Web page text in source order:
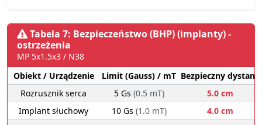
Tabela 7: Bezpieczeństwo (BHP) (implanty) -
ostrzeżenia
MP 5x1.5x3 / N38
Obiekt / Urządzenie
Limit (Gauss) / mT Bezpieczny dystans
Rozrusznik serca
5 Gs (0.5 mT)
5.0 cm
Implant słuchowy
10 Gs (1.0 mT)
4.0 cm